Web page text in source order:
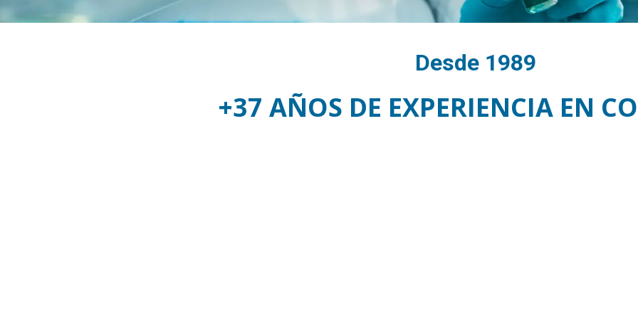
Desde 1989
+37 AÑOS DE EXPERIENCIA EN